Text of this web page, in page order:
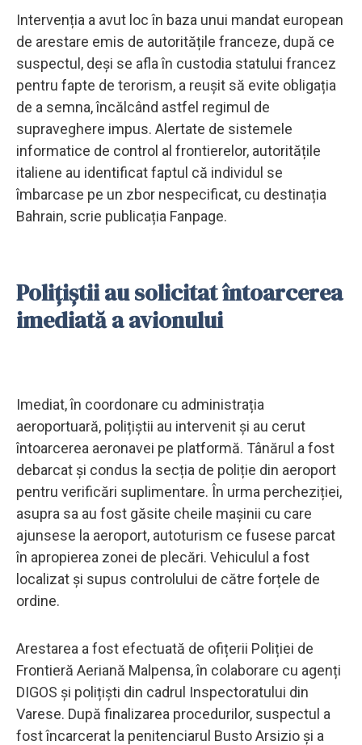
Intervenția a avut loc în baza unui mandat european
de arestare emis de autoritățile franceze, după ce
suspectul, deși se afla în custodia statului francez
pentru fapte de terorism, a reușit să evite obligația
de a semna, încălcând astfel regimul de
supraveghere impus. Alertate de sistemele
informatice de control al frontierelor, autoritățile
italiene au identificat faptul că individul se
îmbarcase pe un zbor nespecificat, cu destinația
Bahrain, scrie publicația Fanpage.
Polițiștii au solicitat întoarcerea
imediată a avionului
Imediat, în coordonare cu administrația
aeroportuară, polițiștii au intervenit și au cerut
întoarcerea aeronavei pe platformă. Tânărul a fost
debarcat și condus la secția de poliție din aeroport
pentru verificări suplimentare. În urma percheziției,
asupra sa au fost găsite cheile mașinii cu care
ajunsese la aeroport, autoturism ce fusese parcat
în apropierea zonei de plecări. Vehiculul a fost
localizat și supus controlului de către forțele de
ordine.
Arestarea a fost efectuată de ofițerii Poliției de
Frontieră Aeriană Malpensa, în colaborare cu agenți
DIGOS și polițiști din cadrul Inspectoratului din
Varese. După finalizarea procedurilor, suspectul a
fost încarcerat la penitenciarul Busto Arsizio și a